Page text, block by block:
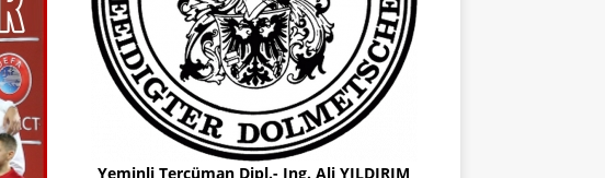
Yeminli Tercüman Dipl.- Ing. Ali YILDIRIM